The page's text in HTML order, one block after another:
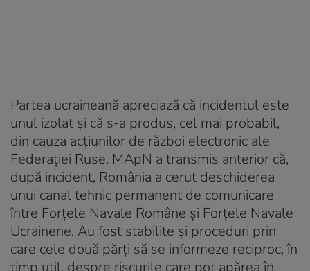
Partea ucraineană apreciază că incidentul este
unul izolat și că s-a produs, cel mai probabil,
din cauza acțiunilor de război electronic ale
Federației Ruse. MApN a transmis anterior că,
după incident, România a cerut deschiderea
unui canal tehnic permanent de comunicare
între Forțele Navale Române și Forțele Navale
Ucrainene. Au fost stabilite și proceduri prin
care cele două părți să se informeze reciproc, în
timp util, despre riscurile care pot apărea în